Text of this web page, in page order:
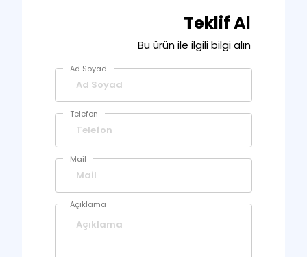
Teklif Al
Bu ürün ile ilgili bilgi alın
Ad Soyad
Telefon
Mail
Açıklama